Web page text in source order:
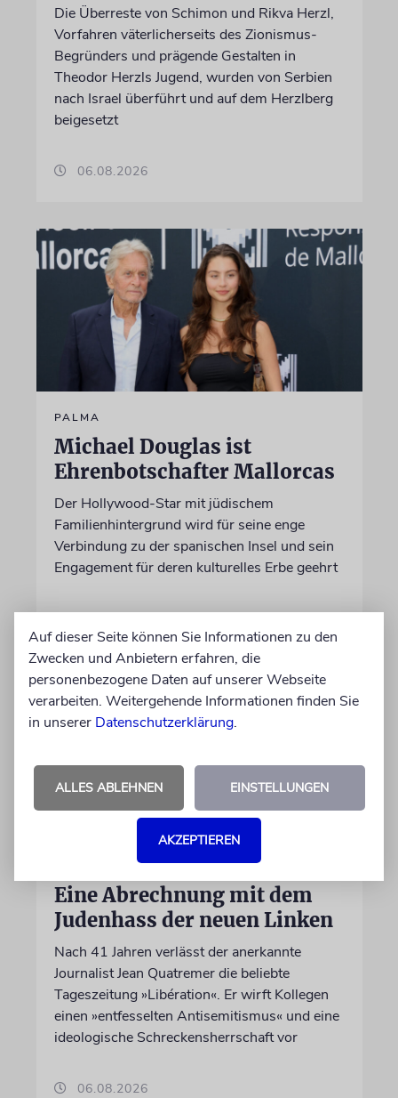
Die Überreste von Schimon und Rikva Herzl,
Vorfahren väterlicherseits des Zionismus-
Begründers und prägende Gestalten in
Theodor Herzls Jugend, wurden von Serbien
nach Israel überführt und auf dem Herzlberg
beigesetzt
06.08.2026
PALMA
Michael Douglas ist
Ehrenbotschafter Mallorcas
Der Hollywood-Star mit jüdischem
Familienhintergrund wird für seine enge
Verbindung zu der spanischen Insel und sein
Engagement für deren kulturelles Erbe geehrt
FRANKREICH
Eine Abrechnung mit dem
Judenhass der neuen Linken
Nach 41 Jahren verlässt der anerkannte
Journalist Jean Quatremer die beliebte
Tageszeitung »Libération«. Er wirft Kollegen
einen »entfesselten Antisemitismus« und eine
ideologische Schreckensherrschaft vor
06.08.2026
Auf dieser Seite können Sie Informationen zu den
Zwecken und Anbietern erfahren, die
personenbezogene Daten auf unserer Webseite
verarbeiten. Weitergehende Informationen finden Sie
in unserer Datenschutzerklärung.
ALLES ABLEHNEN EINSTELLUNGEN
AKZEPTIEREN